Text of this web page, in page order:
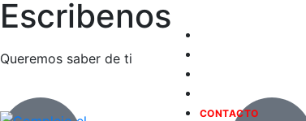
CONTACTO
Escribenos
Queremos saber de ti